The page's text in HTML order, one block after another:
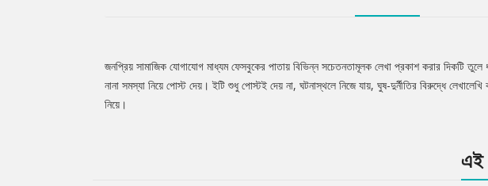
Tab
জনপ্রিয় সামাজিক যোগাযোগ মাধ্যম ফেসবুকের পাতায় বিভিন্ন সচেতনতামূলক লেখা প্রকাশ করার দিকটি
নানা সমস্যা নিয়ে পোস্ট দেয়। ইটি শুধু পোস্টই দেয় না, ঘটনাস্থলে নিজে যায়, ঘুষ-দুর্নীতির বিরুদ্ধে
নিয়ে।
এই